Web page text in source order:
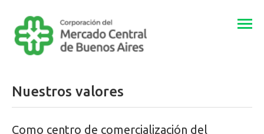
Nuestros valores
Como centro de comercialización del